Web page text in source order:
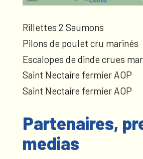
Rillettes 2 Saumons
Pilons de poulet cru marinés
Escalopes de dinde crues
Saint Nectaire fermier AOP
Saint Nectaire fermier AOP
Partenaires,
medias